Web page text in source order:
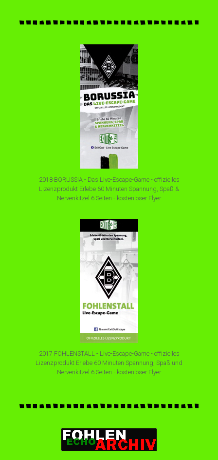
2018 BORUSSIA - Das Live-Escape-Game - offizielles
Lizenzprodukt Erlebe 60 Minuten Spannung, Spaß &
Nervenkitzel 6 Seiten - kostenloser Flyer
2017 FOHLENSTALL - Live-Escape-Game - offizielles
Lizenzprodukt Erlebe 60 Minuten Spannung, Spaß und
Nervenkitzel 6 Seiten - kostenloser Flyer